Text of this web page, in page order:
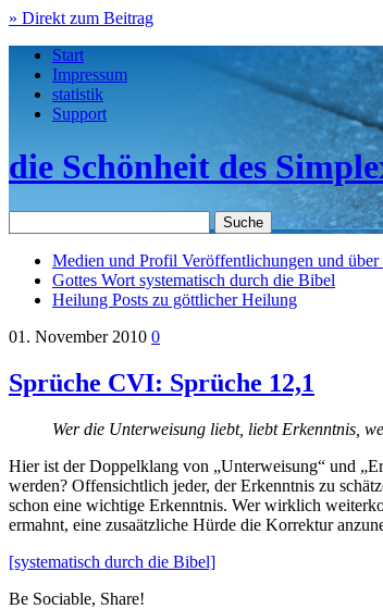
» Direkt zum Beitrag
Start
Impressum
statistik
Support
die Schönheit des
Medien und Profil Veröffentlichungen und
Gottes Wort systematisch durch die Bibel
Heilung Posts zu göttlicher Heilung
01. November 2010 0
Sprüche CVI: Sprüche 12,1
Wer die Unterweisung liebt, liebt Erkenntnis,
Hier ist der Doppelklang von „Unterweisung“ und
werden? Offensichtlich jeder, der Erkenntnis zu
schon eine wichtige Erkenntnis. Wer wirklich
ermahnt, eine zusaätzliche Hürde die Korrektur
[systematisch durch die Bibel]
Be Sociable, Share!